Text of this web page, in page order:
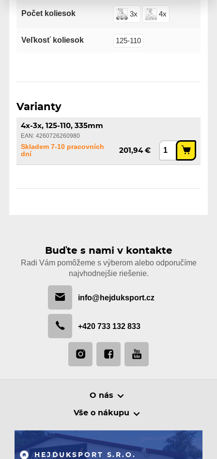
Počet koliesok 3x 4x
Veľkosť koliesok 125-110
Varianty
4x-3x, 125-110, 335mm
EAN: 4260726260980
Skladem 7-10 pracovních
dní
201,94 €
Buďte s nami v kontakte
Radi Vám pomôžeme s výberom alebo odporučíme
najvhodnejšie riešenie.
info@hejduksport.cz
+420 733 132 833
O nás
Vše o nákupu
HEJDUKSPORT S.R.O.